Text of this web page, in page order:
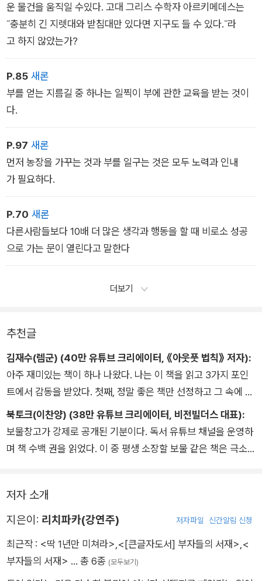
운 물건을 움직일 수있다. 고대 그리스 수학자 아르키메데스는
˝충분히 긴 지렛대와 받침대만 있다면 지구도 들 수 있다.˝라
고 하지 않았는가?
P.85 새론
부를 얻는 지름길 중 하나는 일찍이 부에 관한 교육을 받는 것이
다.
P.97 새론
먼저 농장을 가꾸는 것과 부를 일구는 것은 모두 노력과 인내
가 필요하다.
P.70 새론
다른사람들보다 10배 더 많은 생각과 행동을 할 때 비로소 성공
으로 가는 문이 열린다고 말한다
더보기
추천글
김재수(렘군) (40만 유튜브 크리에이터, 《아웃풋 법칙》 저자):
아주 재미있는 책이 하나 나왔다. 나는 이 책을 읽고 3가지 포인
트에서 감동을 받았다. 첫째, 정말 좋은 책만 선정하고 그 속에 담
긴 핵심을 독자가 이해하기 쉽게 정리한 점. 둘째, 독자가 실행할
수 있는 수준으로 단계별 행동을 제안한 점. 마지막으로 저자 자
신이 책을 읽고 시도한 변화가 날 것 그대로 담겨 있어 좋았다. 똑
을 강력 추천한다.
북토크(이찬양) (38만 유튜브 크리에이터, 비전빌더스 대표):
보물창고가 강제로 공개된 기분이다. 독서 유튜브 채널을 운영하
며 책 수백 권을 읽었다. 이 중 평생 소장할 보물 같은 책은 극소
하며 얻어낸 부와 성공에 관한 깨달음도 적나라하게 공개되어 있
었다. ‘독서가’의 언어가 아닌, ‘실천가’의 언어로 말이다. 부와 성
를 권하고 싶다. 최소 5년을 아낄 것이다.
저자 소개
지은이: 리치파카(강연주) 저자파일 신간알림 신청
최근작 : <딱 1년만 미쳐라> <[큰글자도서] 부자들의 서재> <
부자들의 서재> … 총 6종 (모두보기)